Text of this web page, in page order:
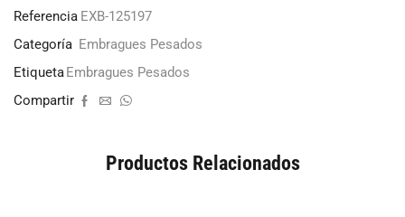
Referencia EXB-125197
Categoría Embragues Pesados
EtiquetaEmbragues Pesados
Compartir
Productos Relacionados